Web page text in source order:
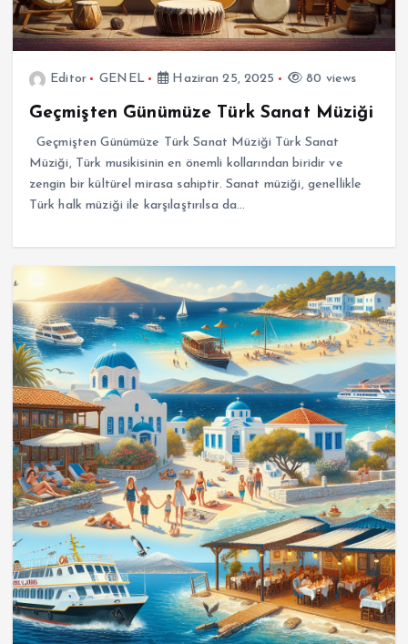
Editor GENEL Haziran 25, 2025 80 views
Geçmişten Günümüze Türk Sanat Müziği
Geçmişten Günümüze Türk Sanat Müziği Türk Sanat
Müziği, Türk musikisinin en önemli kollarından biridir ve
zengin bir kültürel mirasa sahiptir. Sanat müziği, genellikle
Türk halk müziği ile karşılaştırılsa da…